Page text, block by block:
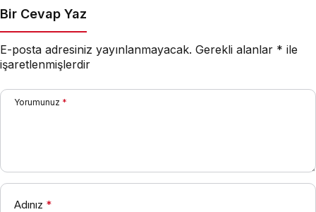
Bir Cevap Yaz
E-posta adresiniz yayınlanmayacak. Gerekli alanlar * ile
işaretlenmişlerdir
Yorumunuz *
Adınız *